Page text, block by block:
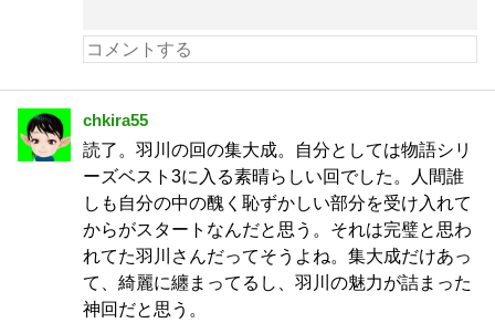
chkira55
読了。羽川の回の集大成。自分としては物語シリ
ーズベスト3に入る素晴らしい回でした。人間誰
しも自分の中の醜く恥ずかしい部分を受け入れて
からがスタートなんだと思う。それは完璧と思わ
れてた羽川さんだってそうよね。集大成だけあっ
て、綺麗に纏まってるし、羽川の魅力が詰まった
神回だと思う。